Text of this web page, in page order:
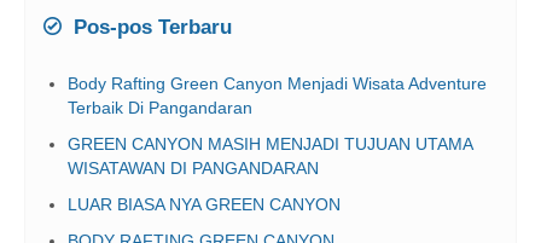
Pos-pos Terbaru
Body Rafting Green Canyon Menjadi Wisata Adventure
Terbaik Di Pangandaran
GREEN CANYON MASIH MENJADI TUJUAN UTAMA
WISATAWAN DI PANGANDARAN
LUAR BIASA NYA GREEN CANYON